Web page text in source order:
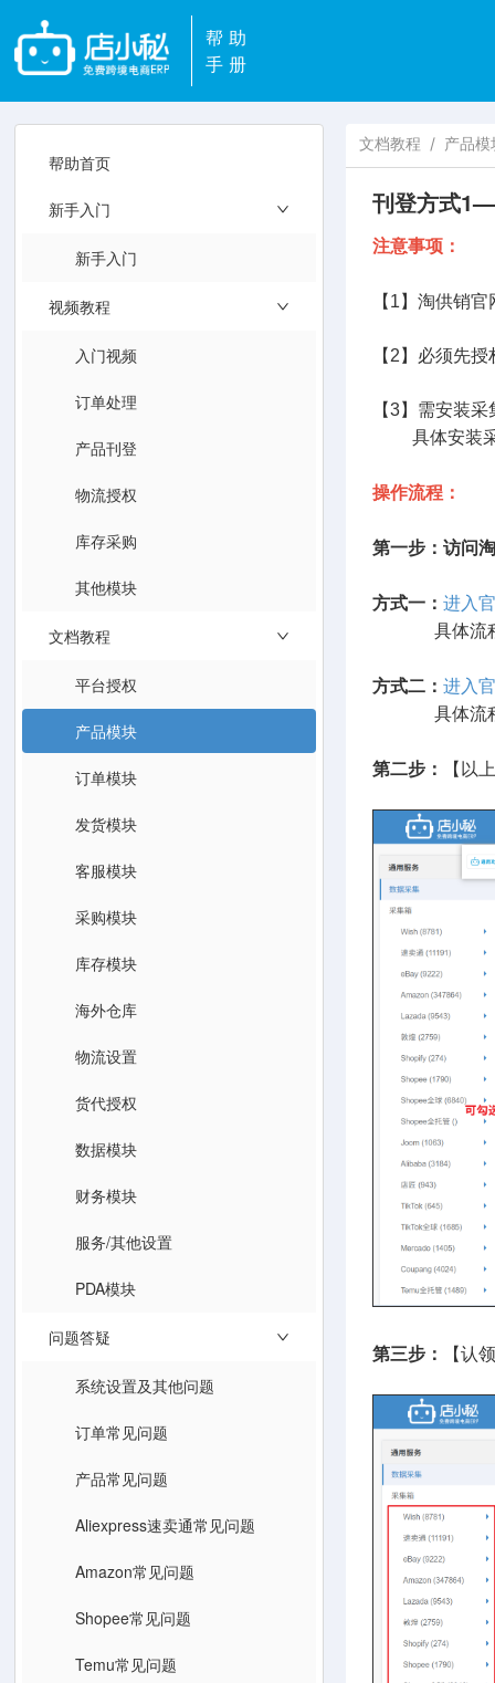
帮助
手册
帮助首页
新手入门
新手入门
视频教程
入门视频
订单处理
产品刊登
物流授权
库存采购
其他模块
文档教程
平台授权
产品模块
订单模块
发货模块
客服模块
采购模块
库存模块
海外仓库
物流设置
货代授权
数据模块
财务模块
服务/其他设置
PDA模块
问题答疑
系统设置及其他问题
订单常见问题
产品常见问题
Aliexpress速卖通常见问题
Amazon常见问题
Shopee常见问题
Temu常见问题
文档教程 / 产品模
刊登方式
注意事项：
【1】淘供销官
【2】必须先
【3】需安装
具体安装采
操作流程：
第一步：访问
方式一： 进入
具体流程
方式二： 进入
具体流程
第二步： 【以
第三步： 【认